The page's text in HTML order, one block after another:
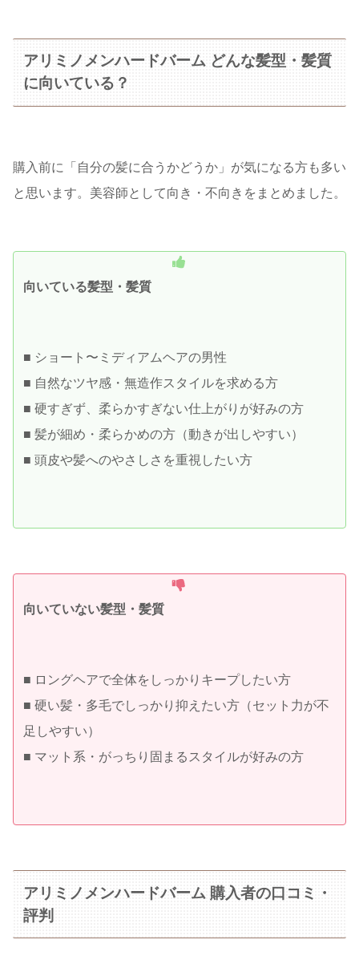
アリミノメンハードバーム どんな髪型・髪質
に向いている？
購入前に「自分の髪に合うかどうか」が気になる方も多い
と思います。美容師として向き・不向きをまとめました。
向いている髪型・髪質
■ ショート〜ミディアムヘアの男性
■ 自然なツヤ感・無造作スタイルを求める方
■ 硬すぎず、柔らかすぎない仕上がりが好みの方
■ 髪が細め・柔らかめの方（動きが出しやすい）
■ 頭皮や髪へのやさしさを重視したい方
向いていない髪型・髪質
■ ロングヘアで全体をしっかりキープしたい方
■ 硬い髪・多毛でしっかり抑えたい方（セット力が不
足しやすい）
■ マット系・がっちり固まるスタイルが好みの方
アリミノメンハードバーム 購入者の口コミ・
評判